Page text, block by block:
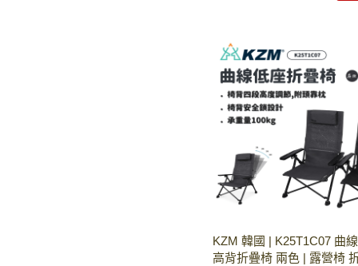
KZM 韓國 | K25T1C07 曲
高背折疊椅 兩色 | 露營椅